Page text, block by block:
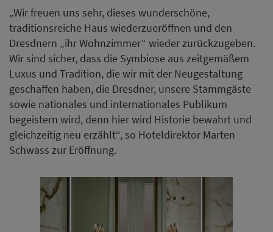
„Wir freuen uns sehr, dieses wunderschöne,
traditionsreiche Haus wiederzueröffnen und den
Dresdnern „ihr Wohnzimmer“ wieder zurückzugeben.
Wir sind sicher, dass die Symbiose aus zeitgemäßem
Luxus und Tradition, die wir mit der Neugestaltung
geschaffen haben, die Dresdner, unsere Stammgäste
sowie nationales und internationales Publikum
begeistern wird, denn hier wird Historie bewahrt und
gleichzeitig neu erzählt“, so Hoteldirektor Marten
Schwass zur Eröffnung.